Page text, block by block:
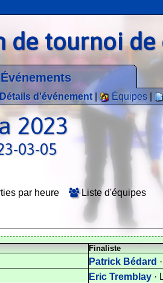
de tournoi
Événements
d'événement| Équipes|
2023
03-05
par heure Liste d'équipes
Finaliste
Patrick Bédard
Eric Tremblay ·